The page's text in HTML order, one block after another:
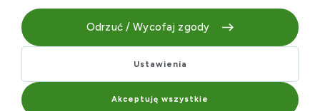
Witamy w miejscu, gdzie profesjonalizm łączy się z
luksusem, a pielęgnacja staje się prawdziwą
przyjemnością. W Klinice Urody Gineka w Pracowni Piękna
dermatologii, kosmetologii zaawansowanej oraz terapii
leczniczych.
Odrzuć / Wycofaj zgody
Ustawienia
Akceptuję wszystkie